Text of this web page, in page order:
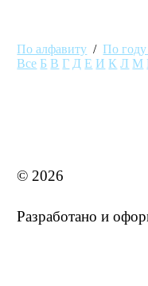
По алфавиту /По
Все Б В Г Д Е И К Л М
© 2026
Разработано и